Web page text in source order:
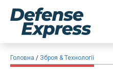
Головна Зброя & Технології